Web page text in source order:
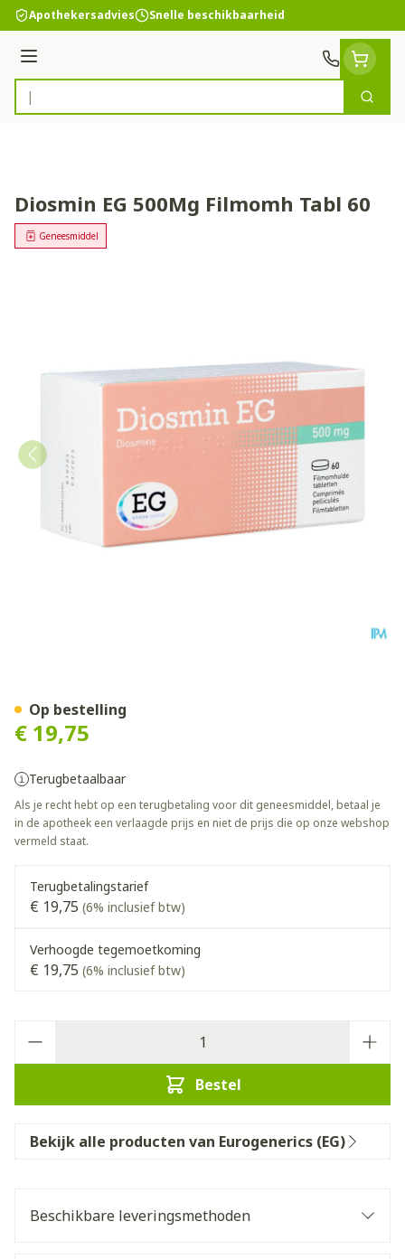
Ga naar de inhoud
Apothekersadvies Snelle beschikbaarheid
Menu
Product, merk, categorie...
Zoek
Diosmin EG 500Mg Filmomh Tabl 60
Geneesmiddel
€ 19,75
Terugbetaalbaar
Als je recht hebt op een terugbetaling voor dit geneesmiddel, betaal je
in de apotheek een verlaagde prijs en niet de prijs die op onze webshop
vermeld staat.
Terugbetalingstarief
€ 19,75 (6% inclusief btw)
Verhoogde tegemoetkoming
€ 19,75 (6% inclusief btw)
Bestel
Op bestelling
Bekijk alle producten van Eurogenerics (EG)
Beschikbare leveringsmethoden